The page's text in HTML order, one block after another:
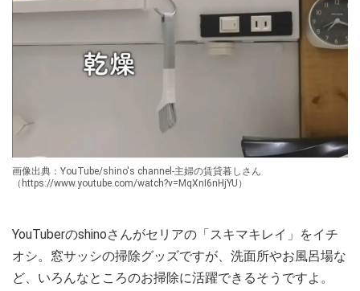
画像出典：YouTube/shino's channel-主婦の賃貸暮しさん
（https://www.youtube.com/watch?v=MqXnI6nHjYU）
YouTuberのshinoさんがセリアの「スキマキレイ」をイチ
オシ。窓サッシの掃除グッズですが、洗面所やお風呂場な
ど、いろんなところのお掃除に活躍できるそうですよ。